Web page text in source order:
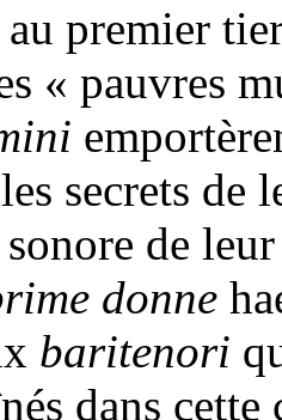
premier
« pauvres
les secrets de
de
donne
baritenori
dans